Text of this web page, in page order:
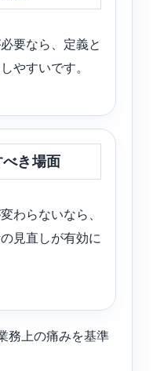
要なら、定義と
やすいです。
き場面
わらないなら、
見直しが有効に
務上の痛みを基準